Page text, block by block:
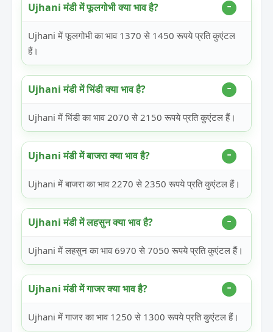
Ujhani मंडी में फूलगोभी क्या भाव है?
Ujhani में फूलगोभी का भाव 1370 से 1450 रूपये प्रति कुएंटल
हैं।
Ujhani मंडी में भिंडी क्या भाव है?
Ujhani में भिंडी का भाव 2070 से 2150 रूपये प्रति कुएंटल हैं।
Ujhani मंडी में बाजरा क्या भाव है?
Ujhani में बाजरा का भाव 2270 से 2350 रूपये प्रति कुएंटल हैं।
Ujhani मंडी में लहसुन क्या भाव है?
Ujhani में लहसुन का भाव 6970 से 7050 रूपये प्रति कुएंटल हैं।
Ujhani मंडी में गाजर क्या भाव है?
Ujhani में गाजर का भाव 1250 से 1300 रूपये प्रति कुएंटल हैं।